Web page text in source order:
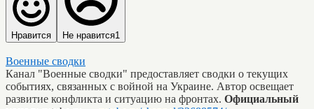
Нравится Не нравится1
Военные сводки
Канал "Военные сводки" предоставляет сводки о текущих
событиях, связанных с войной на Украине. Автор освещает
развитие конфликта и ситуацию на фронтах. Официальный